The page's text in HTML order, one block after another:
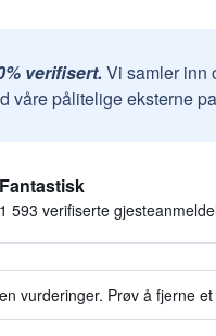
verifisert. Vi samler inn
våre pålitelige eksterne
Fantastisk
1 593 verifiserte
vurderinger. Prøv å fjerne